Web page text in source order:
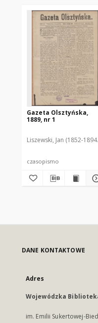
Gazeta Olsztyńska,
1889, nr 1
Liszewski, Jan (1852-1894).
czasopismo
DANE KONTAKTOWE
Adres
Wojewódzka
im. Emilii Sukertowej-